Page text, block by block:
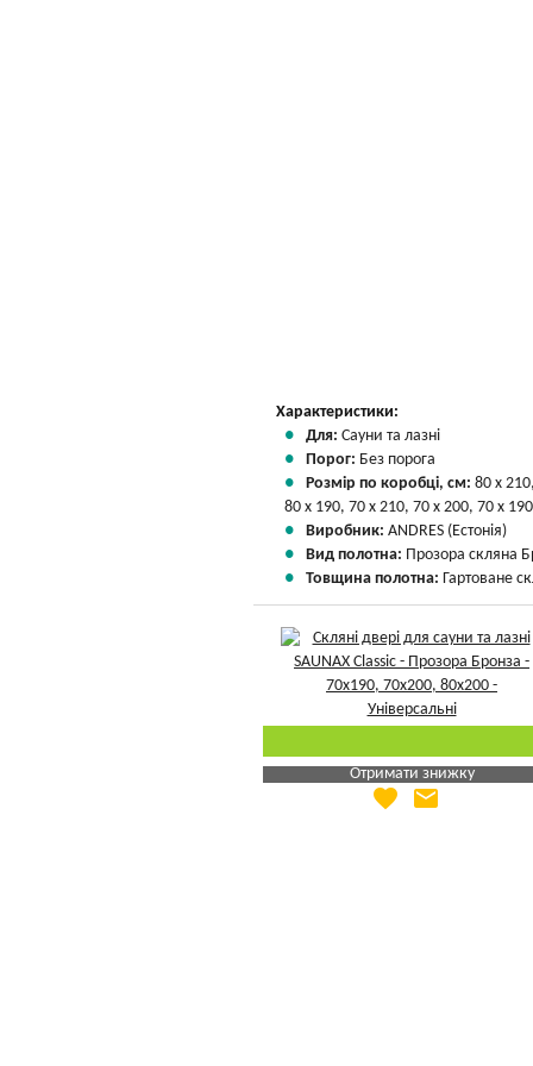
Характеристики:
Для: Сауни та лазні
Порог: Без порога
Розмір по коробці, см: 80 х
80 х 190, 70 х 210, 70 х 200, 70 х
Виробник: ANDRES (Естонія)
Вид полотна: Прозора скляна
Товщина полотна: Гартоване
Отримати знижку
Яка Ваша ціна
favorite email